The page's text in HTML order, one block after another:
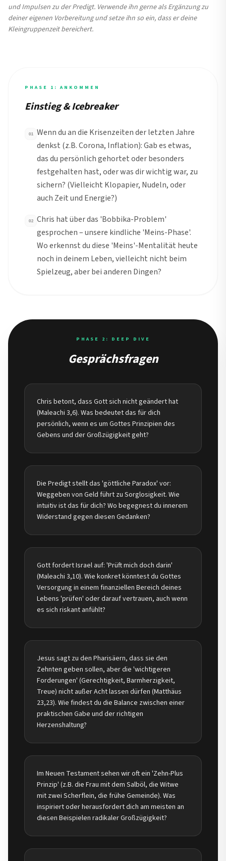
und Impulsen zu der Predigt. Verwende ihn gerne als Ergänzung zu
deiner eigenen Vorbereitung und setze ihn so ein, dass er deine
Kleingruppenzeit bereichert.
PHASE 1: ANKOMMEN
Einstieg & Icebreaker
01 Wenn du an die Krisenzeiten der letzten Jahre
denkst (z.B. Corona, Inflation): Gab es etwas,
das du persönlich gehortet oder besonders
festgehalten hast, oder was dir wichtig war, zu
sichern? (Vielleicht Klopapier, Nudeln, oder
auch Zeit und Energie?)
02 Chris hat über das 'Bobbika-Problem'
gesprochen – unsere kindliche 'Meins-Phase'.
Wo erkennst du diese 'Meins'-Mentalität heute
noch in deinem Leben, vielleicht nicht beim
Spielzeug, aber bei anderen Dingen?
PHASE 2: DEEP DIVE
Gesprächsfragen
Chris betont, dass Gott sich nicht geändert hat
(Maleachi 3,6). Was bedeutet das für dich
persönlich, wenn es um Gottes Prinzipien des
Gebens und der Großzügigkeit geht?
Die Predigt stellt das 'göttliche Paradox' vor:
Weggeben von Geld führt zu Sorglosigkeit. Wie
intuitiv ist das für dich? Wo begegnest du innerem
Widerstand gegen diesen Gedanken?
Gott fordert Israel auf: 'Prüft mich doch darin'
(Maleachi 3,10). Wie konkret könntest du Gottes
Versorgung in einem finanziellen Bereich deines
Lebens 'prüfen' oder darauf vertrauen, auch wenn
es sich riskant anfühlt?
Jesus sagt zu den Pharisäern, dass sie den
Zehnten geben sollen, aber die 'wichtigeren
Forderungen' (Gerechtigkeit, Barmherzigkeit,
Treue) nicht außer Acht lassen dürfen (Matthäus
23,23). Wie findest du die Balance zwischen einer
praktischen Gabe und der richtigen
Herzenshaltung?
Im Neuen Testament sehen wir oft ein 'Zehn-Plus
Prinzip' (z.B. die Frau mit dem Salböl, die Witwe
mit zwei Scherflein, die frühe Gemeinde). Was
inspiriert oder herausfordert dich am meisten an
diesen Beispielen radikaler Großzügigkeit?